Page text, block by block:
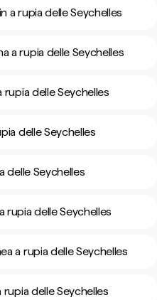
a rupia delle Seychelles
a rupia delle Seychelles
delle Seychelles
delle Seychelles
delle Seychelles
rupia delle Seychelles
a rupia delle Seychelles
delle Seychelles